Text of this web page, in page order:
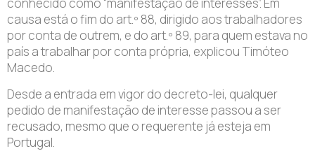
conhecido como “manifestação de interesses”. Em
causa está o fim do art.º 88, dirigido aos trabalhadores
por conta de outrem, e do art.º 89, para quem estava no
país a trabalhar por conta própria, explicou Timóteo
Macedo.
Desde a entrada em vigor do decreto-lei, qualquer
pedido de manifestação de interesse passou a ser
recusado, mesmo que o requerente já esteja em
Portugal.